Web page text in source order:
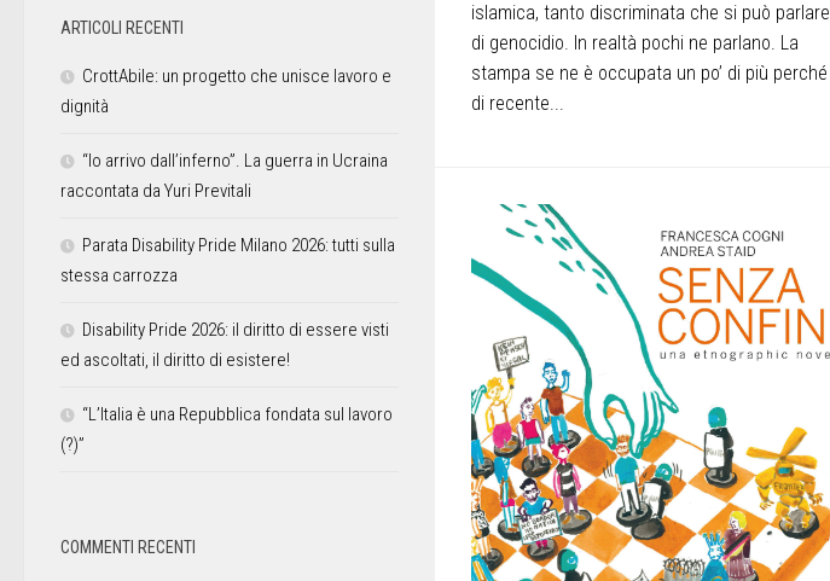
islamica, tanto discriminata che si può parlare
di genocidio. In realtà pochi ne parlano. La
stampa se ne è occupata un po’ di più perché
di recente...
ARTICOLI RECENTI
CrottAbile: un progetto che unisce lavoro e
dignità
“Io arrivo dall’inferno”. La guerra in Ucraina
raccontata da Yuri Previtali
Parata Disability Pride Milano 2026: tutti sulla
stessa carrozza
Disability Pride 2026: il diritto di essere visti
ed ascoltati, il diritto di esistere!
“L’Italia è una Repubblica fondata sul lavoro
(?)”
COMMENTI RECENTI